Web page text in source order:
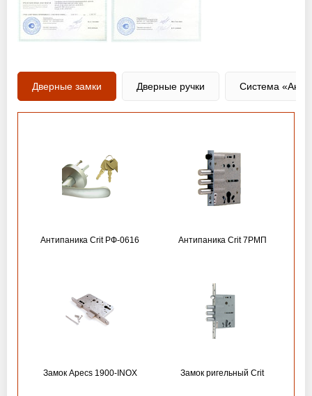
Дверные замки Дверные ручки Система
Антипаника Crit РФ-0616 Антипаника Crit 7РМП
Замок Apecs 1900-INOX Замок ригельный Crit